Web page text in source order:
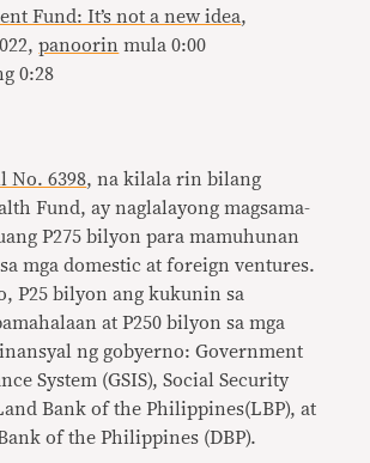
Fund: It’s not a new idea,
panoorin mula 0:00
0:28
No. 6398, na kilala rin bilang
Fund, ay naglalayong magsama-
P275 bilyon para mamuhunan
mga domestic at foreign ventures.
P25 bilyon ang kukunin sa
at P250 bilyon sa mga
ng gobyerno: Government
System (GSIS), Social Security
Land Bank of the Philippines(LBP), at
of the Philippines (DBP).